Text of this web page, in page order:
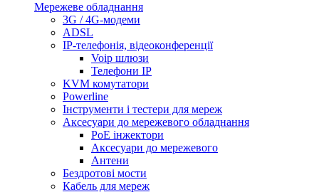
Мережеве обладнання
3G / 4G-модеми
ADSL
IP-телефонія, відеоконференції
Voip шлюзи
Телефони IP
KVM комутатори
Powerline
Інструменти і тестери для мереж
Аксесуари до мережевого обладнання
PoE інжектори
Аксесуари до мережевого
Антени
Бездротові мости
Кабель для мереж